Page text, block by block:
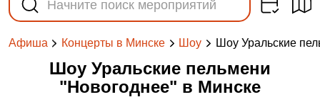
Афиша Концерты в Минске Шоу Шоу Уральские
Шоу Уральские пельмени
"Новогоднее" в Минске